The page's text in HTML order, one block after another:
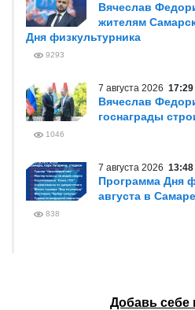
Вячеслав
жителям
Дня физкультурника
9293
7 августа 2026 17:29
Вячеслав
госнаграды
1046
7 августа 2026 13:48
Программа Дня
августа в Самаре
838
Добавь себе